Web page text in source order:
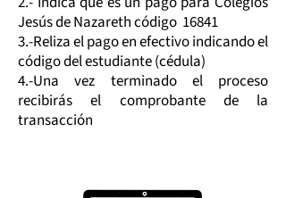
Jesús de Nazareth código 16841
3.-Reliza el pago en efectivo indicando el
código del estudiante (cédula)
4.-Una vez terminado el proceso
recibirás el comprobante de la
transacción